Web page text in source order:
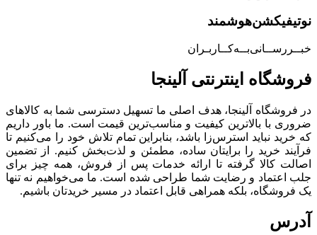
نوتیفیکشن‌هوشمند
خبــررســانی‌بــه‌کــاربـران
فروشگاه‌ اینترنتی‌ آلینجا
در فروشگاه آلینجا، هدف اصلی ما تسهیل دسترسی شما به کالاهای
ضروری با بالاترین کیفیت و مناسب‌ترین قیمت است. ما باور داریم
که خرید نباید استرس‌زا باشد، بنابراین تمام تلاش خود را می‌کنیم تا
فرآیند خرید را برایتان ساده، مطمئن و لذت‌بخش کنیم. از تضمین
اصالت کالا گرفته تا ارائه خدمات پس از فروش، همه چیز برای
جلب اعتماد و رضایت شما طراحی شده است. ما می‌خواهیم نه تنها
یک فروشگاه، بلکه همراهی قابل اعتماد در مسیر خریدتان باشیم.
آدرس